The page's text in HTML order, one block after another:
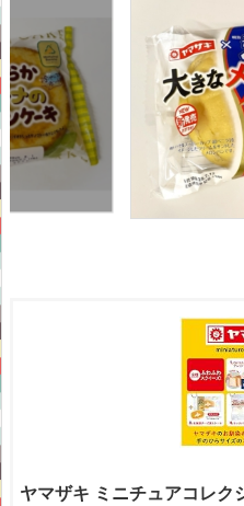
ヤマザキ ミニチュアコレク